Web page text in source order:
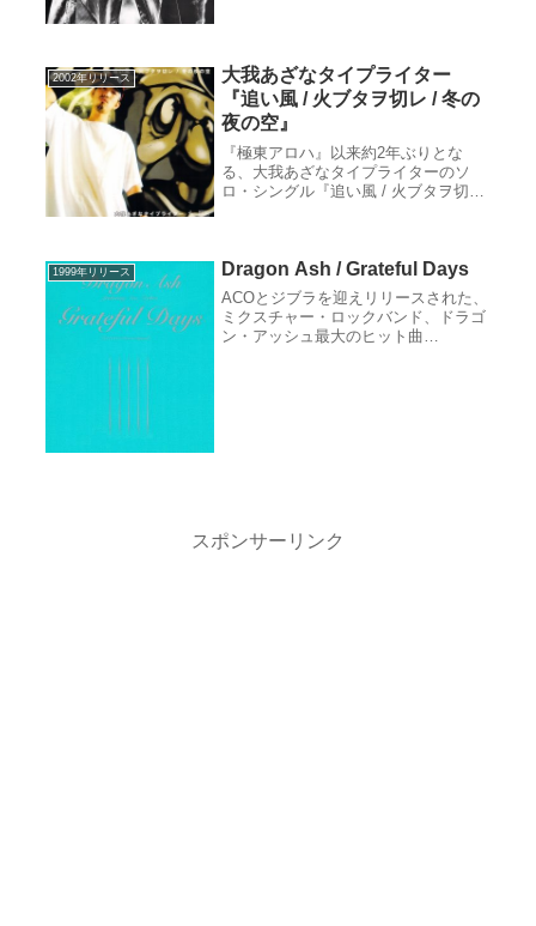
2002年リリース
大我あざなタイプライター
『追い風 / 火ブタヲ切レ / 冬の
夜の空』
『極東アロハ』以来約2年ぶりとな
る、大我あざなタイプライターのソ
ロ・シングル『追い風 / 火ブタヲ切レ
1999年リリース Dragon Ash / Grateful Days
ACOとジブラを迎えリリースされた、
ミクスチャー・ロックバンド、ドラゴ
ン・アッシュ最大のヒット曲
スポンサーリンク